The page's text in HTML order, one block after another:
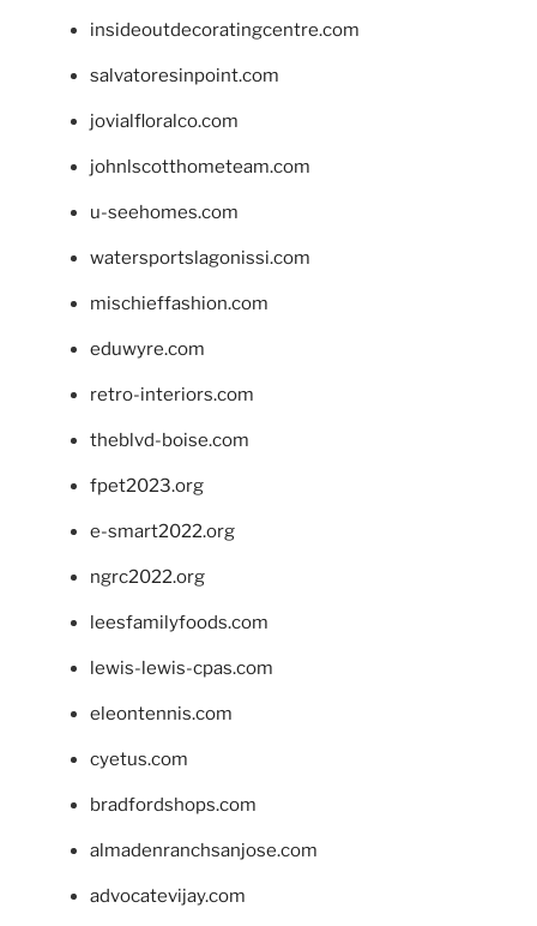
insideoutdecoratingcentre.com
salvatoresinpoint.com
jovialfloralco.com
johnlscotthometeam.com
u-seehomes.com
watersportslagonissi.com
mischieffashion.com
eduwyre.com
retro-interiors.com
theblvd-boise.com
fpet2023.org
e-smart2022.org
ngrc2022.org
leesfamilyfoods.com
lewis-lewis-cpas.com
eleontennis.com
cyetus.com
bradfordshops.com
almadenranchsanjose.com
advocatevijay.com